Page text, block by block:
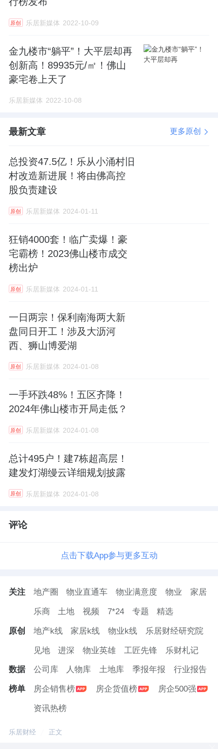
原创 乐居新媒体 2022-10-09
金九楼市“躺平”！大平层却再
创新高！89935元/㎡！佛山
豪宅卷上天了
乐居新媒体 2022-10-08
最新文章 更多原创
总投资47.5亿！乐从小涌村旧
村改造新进展！将由佛高控
股负责建设
原创 乐居新媒体 2024-01-11
狂销4000套！临广卖爆！豪
宅霸榜！2023佛山楼市成交
榜出炉
原创 乐居新媒体 2024-01-11
一日两宗！保利南海两大新
盘同日开工！涉及大沥河
西、狮山博爱湖
原创 乐居新媒体 2024-01-08
一手环跌48%！五区齐降！
2024年佛山楼市开局走低？
原创 乐居新媒体 2024-01-08
总计495户！建7栋超高层！
建发灯湖缦云详细规划披露
原创 乐居新媒体 2024-01-08
评论
点击下载App参与更多互动
关注 地产圈 物业直通车 物业满意度 物业 家居
乐商 土地 视频 7*24 专题 精选
原创 地产k线 家居k线 物业k线 乐居财经研究院
见地 进深 物业英雄 工匠先锋 乐财札记
数据 公司库 人物库 土地库 季报年报 行业报告
榜单 房企销售榜 房企货值榜 房企500强
资讯热榜
乐居财经 正文